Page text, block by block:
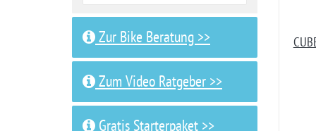
Zur Bike Beratung >>
Zum Video Ratgeber >>
Gratis Starterpaket >>